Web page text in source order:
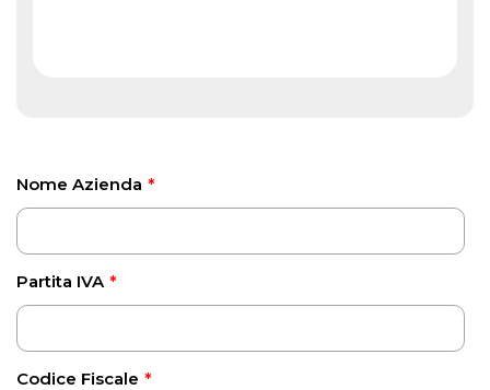
Nome Azienda *
Partita IVA *
Codice Fiscale *